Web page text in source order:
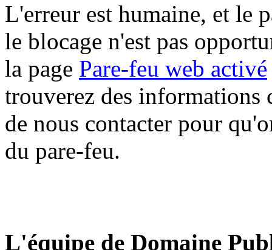
L'erreur est humaine, et le
le blocage n'est pas
la page Pare-feu web activé
trouverez des informations
de nous contacter pour
du pare-feu.
L'équipe de Domaine